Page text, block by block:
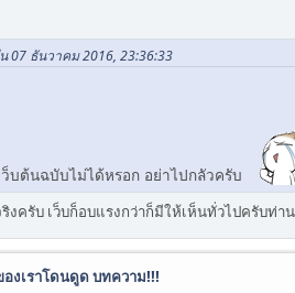
07 ธันวาคม 2016, 23:36:33
ว็บต้นฉบับไม่ได้หรอก อย่าไปกลัวครับ
งครับ เว็บก็อบแรงกว่าก็มีให้เห็นทั่วไปครับท่า
งเราโดนดูด บทความ!!!